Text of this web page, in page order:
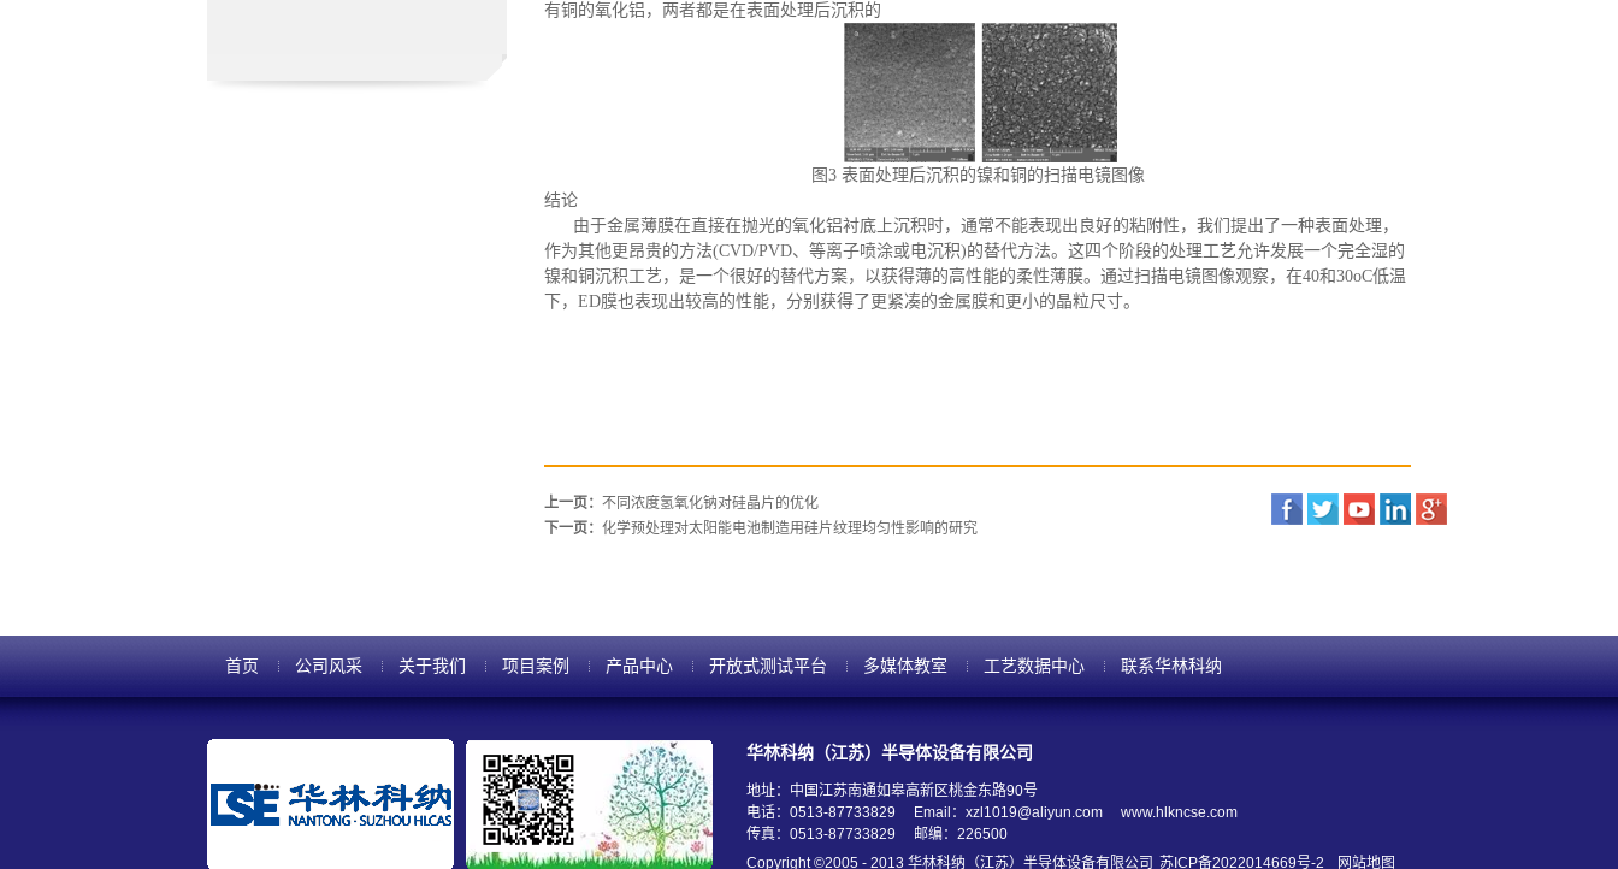
有铜的氧化铝，两者都是在表面处理后沉积的
图3 表面处理后沉积的镍和铜的扫描电镜图像
结论
由于金属薄膜在直接在抛光的氧化铝衬底上沉积时，通常不能表现出良好的粘附性，我们提出了一种表面处理，
作为其他更昂贵的方法(CVD/PVD、等离子喷涂或电沉积)的替代方法。这四个阶段的处理工艺允许发展一个完全湿的
镍和铜沉积工艺，是一个很好的替代方案，以获得薄的高性能的柔性薄膜。通过扫描电镜图像观察，在40和30oC低温
下，ED膜也表现出较高的性能，分别获得了更紧凑的金属膜和更小的晶粒尺寸。
上一页： 不同浓度氢氧化钠对硅晶片的优化
下一页： 化学预处理对太阳能电池制造用硅片纹理均匀性影响的研究
首页 公司风采 关于我们 项目案例 产品中心 开放式测试平台 多媒体教室 工艺数据中心 联系华林科纳
Copyright ©2005 - 2013 华林科纳（江苏）半导体设备有限公司 苏ICP备2022014669号-2 网站地图
华林科纳（江苏）半导体设备有限公司
地址：中国江苏南通如皋高新区桃金东路90号
电话：0513-87733829
Email：xzl1019@aliyun.com
www.hlkncse.com
传真：0513-87733829
邮编：226500